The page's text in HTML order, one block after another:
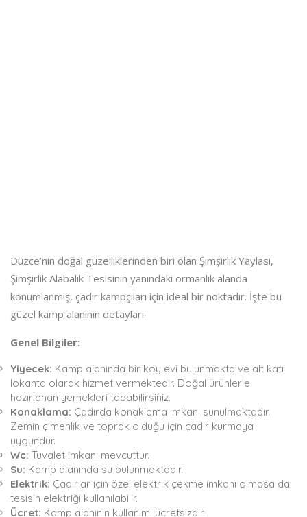
Düzce’nin doğal güzelliklerinden biri olan Şimşirlik Yaylası,
Şimşirlik Alabalık Tesisinin yanındaki ormanlık alanda
konumlanmış, çadır kampçıları için ideal bir noktadır. İşte bu
güzel kamp alanının detayları:
Genel Bilgiler:
Yiyecek: Kamp alanında bir köy evi bulunmakta ve alt katı
lokanta olarak hizmet vermektedir. Doğal ürünlerle
hazırlanan yemekleri tadabilirsiniz.
Konaklama: Çadırda konaklama imkanı sunulmaktadır.
Zemin çimenlik ve toprak olduğu için çadır kurmaya
uygundur.
Wc: Tuvalet imkanı mevcuttur.
Su: Kamp alanında su bulunmaktadır.
Elektrik: Çadırlar için özel elektrik çekme imkanı olmasa da
tesisin elektriği kullanılabilir.
Ücret: Kamp alanının kullanımı ücretsizdir.